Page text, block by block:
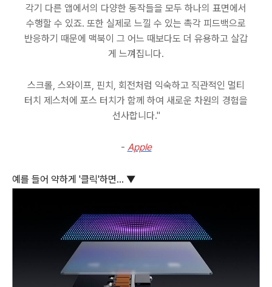
각기 다른 앱에서의 다양한 동작들을 모두 하나의 표면에서
수행할 수 있죠. 또한 실제로 느낄 수 있는 촉각 피드백으로
반응하기 때문에 맥북이 그 어느 때보다도 더 유용하고 살갑
게 느껴집니다.
스크롤, 스와이프, 핀치, 회전처럼 익숙하고 직관적인 멀티
터치 제스처에 포스 터치가 함께 하여 새로운 차원의 경험을
선사합니다."
- Apple
예를 들어 약하게 '클릭'하면... ▼